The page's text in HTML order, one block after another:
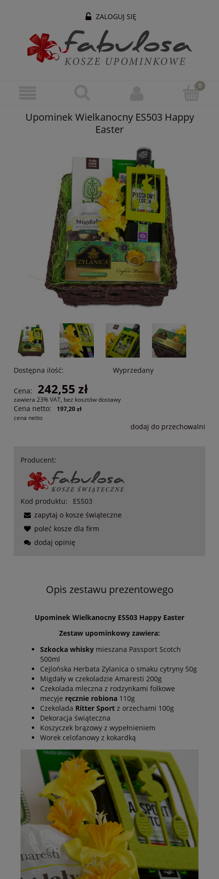
ZALOGUJ SIĘ
Upominek Wielkanocny ES503 Happy
Easter
Dostępna ilość: Wyprzedany
Cena: 242,55 zł
zawiera 23% VAT, bez kosztów dostawy
Cena netto:
197,20 zł
cena netto
dodaj do przechowalni
Producent:
Kod produktu:
ES503
zapytaj o kosze świąteczne
poleć kosze dla firm
dodaj opinię
Opis zestawu prezentowego
Upominek Wielkanocny ES503 Happy Easter
Zestaw upominkowy zawiera:
Szkocka whisky mieszana Passport Scotch
500ml
Cejlońska Herbata Zylanica o smaku cytryny 50g
Migdały w czekoladzie Amaresti 200g
Czekolada mleczna z rodzynkami folkowe
mecyje ręcznie robiona 110g
Czekolada Ritter Sport z orzechami 100g
Dekoracja świąteczna
Koszyczek brązowy z wypełnieniem
Worek celofanowy z kokardką